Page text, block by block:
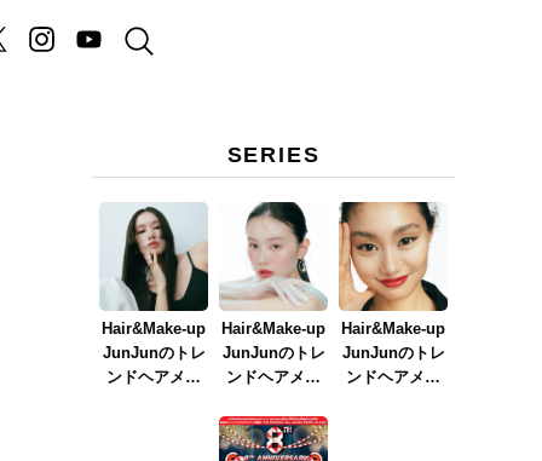
SERIES
Hair&Make-up
JunJunのトレ
ンドヘアメイ
Hair&Make-up
JunJunのトレ
ンドヘアメイ
イク
ver.2023』
Hair&Make-up
JunJunのトレ
ンドヘアメイ